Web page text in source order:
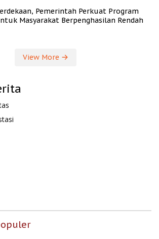
Pemerintah Perkuat Program
Masyarakat Berpenghasilan Rendah
View More